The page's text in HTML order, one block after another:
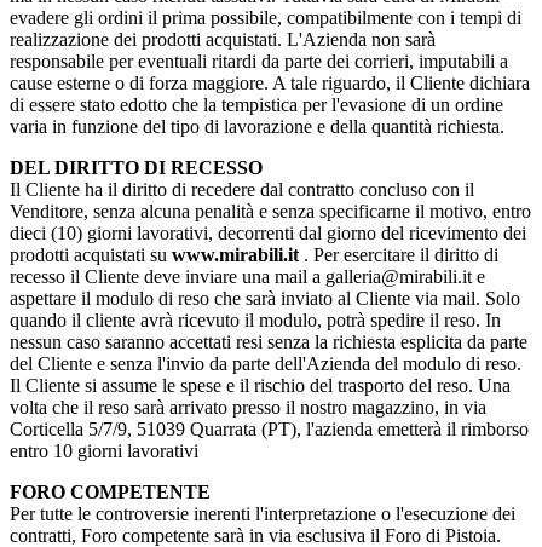
evadere gli ordini il prima possibile, compatibilmente con i tempi di
realizzazione dei prodotti acquistati. L'Azienda non sarà
responsabile per eventuali ritardi da parte dei corrieri, imputabili a
cause esterne o di forza maggiore. A tale riguardo, il Cliente dichiara
di essere stato edotto che la tempistica per l'evasione di un ordine
varia in funzione del tipo di lavorazione e della quantità richiesta.
DEL DIRITTO DI RECESSO
Il Cliente ha il diritto di recedere dal contratto concluso con il
Venditore, senza alcuna penalità e senza specificarne il motivo, entro
dieci (10) giorni lavorativi, decorrenti dal giorno del ricevimento dei
prodotti acquistati su www.mirabili.it . Per esercitare il diritto di
recesso il Cliente deve inviare una mail a galleria@mirabili.it e
aspettare il modulo di reso che sarà inviato al Cliente via mail. Solo
quando il cliente avrà ricevuto il modulo, potrà spedire il reso. In
nessun caso saranno accettati resi senza la richiesta esplicita da parte
del Cliente e senza l'invio da parte dell'Azienda del modulo di reso.
Il Cliente si assume le spese e il rischio del trasporto del reso. Una
volta che il reso sarà arrivato presso il nostro magazzino, in via
Corticella 5/7/9, 51039 Quarrata (PT), l'azienda emetterà il rimborso
entro 10 giorni lavorativi
FORO COMPETENTE
Per tutte le controversie inerenti l'interpretazione o l'esecuzione dei
contratti, Foro competente sarà in via esclusiva il Foro di Pistoia.